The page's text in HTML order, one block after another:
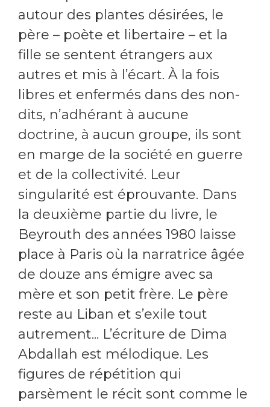
autour des plantes désirées, le
père – poète et libertaire – et la
fille se sentent étrangers aux
autres et mis à l’écart. À la fois
libres et enfermés dans des non-
dits, n’adhérant à aucune
doctrine, à aucun groupe, ils sont
en marge de la société en guerre
et de la collectivité. Leur
singularité est éprouvante. Dans
la deuxième partie du livre, le
Beyrouth des années 1980 laisse
place à Paris où la narratrice âgée
de douze ans émigre avec sa
mère et son petit frère. Le père
reste au Liban et s’exile tout
autrement... L’écriture de Dima
Abdallah est mélodique. Les
figures de répétition qui
parsèment le récit sont comme le